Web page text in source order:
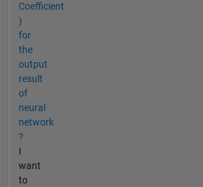
Coefficient
)
for
the
output
result
of
neural
network
?
I
want
to